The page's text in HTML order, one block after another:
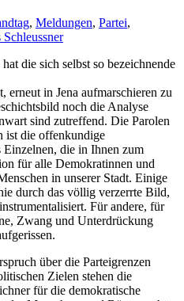
, Meldungen, Partei,
Schleussner
die sich selbst so bezeichnende
erneut in Jena aufmarschieren zu
noch die Analyse
sind zutreffend. Die Parolen
ist die offenkundige
Einzelnen, die in Ihnen zum
für alle Demokratinnen und
in unserer Stadt. Einige
durch das völlig verzerrte Bild,
Für andere, für
Zwang und Unterdrückung
über die Parteigrenzen
Zielen stehen die
für die demokratische